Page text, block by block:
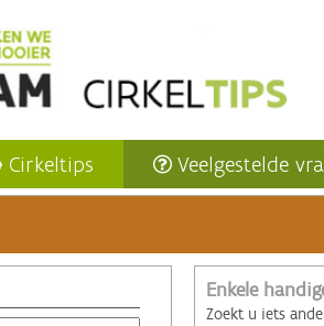
Cirkeltips Veelgestelde
Enkele
Zoekt u iets